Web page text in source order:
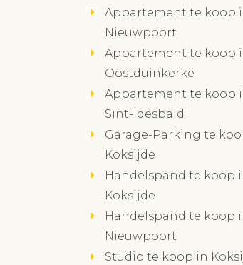
Appartement te koop
Nieuwpoort
Appartement te koop
Oostduinkerke
Appartement te koop
Sint-Idesbald
Garage-Parking te
Koksijde
Handelspand te koop
Koksijde
Handelspand te koop
Nieuwpoort
Studio te koop in